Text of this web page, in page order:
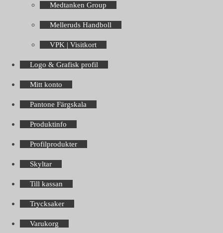
Medtanken Group
Melleruds Handboll
VPK | Visitkort
Logo & Grafisk profil
Mitt konto
Pantone Färgskala
Produktinfo
Profilprodukter
Skyltar
Till kassan
Trycksaker
Varukorg